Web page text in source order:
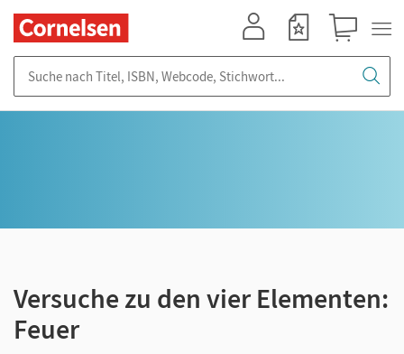
Versuche zu den vier Elementen:
Feuer